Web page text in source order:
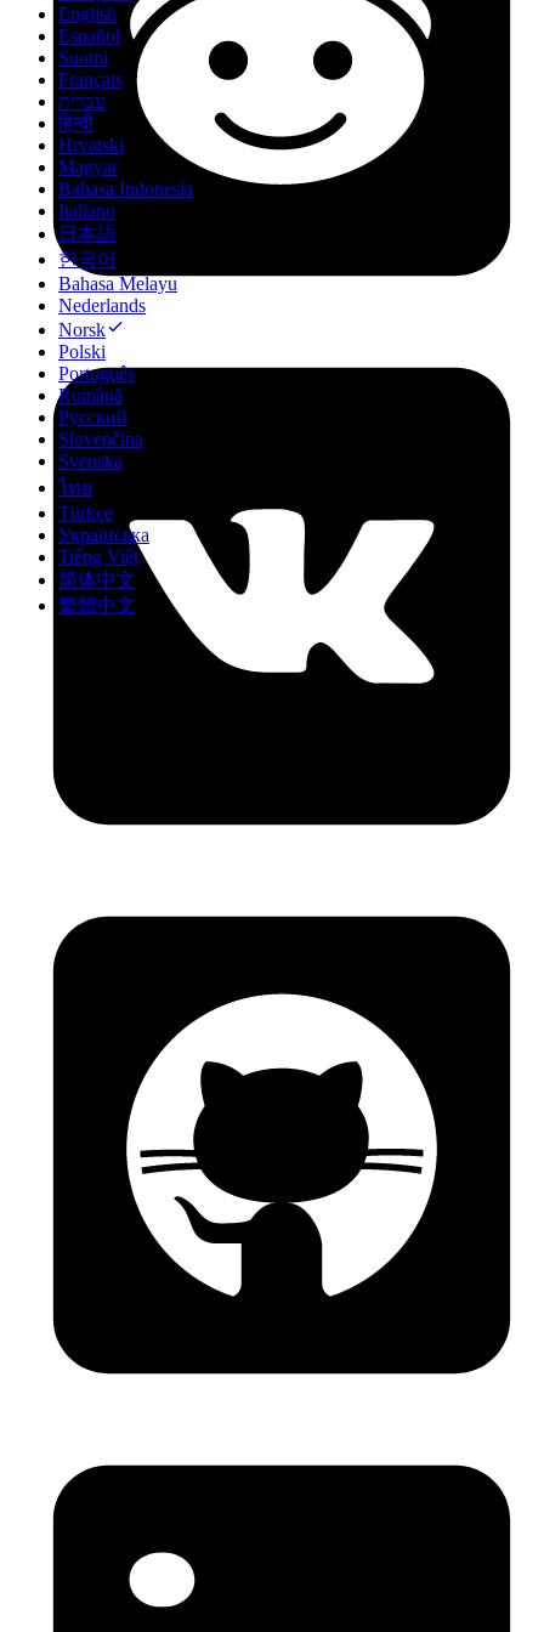
English
Español
Suomi
Français
עברית
हिन्दी
Hrvatski
Magyar
Bahasa Indonesia
Italiano
日本語
한국어
Bahasa Melayu
Nederlands
Norsk
Polski
Português
Română
Русский
Slovenčina
Svenska
ไทย
Türkçe
Українська
Tiếng Việt
简体中文
繁體中文